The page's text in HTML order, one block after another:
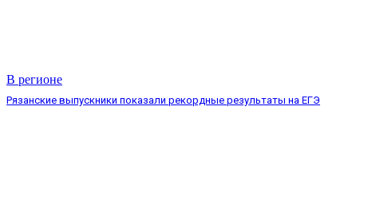
В регионе
Рязанские выпускники показали рекордные результаты на ЕГЭ